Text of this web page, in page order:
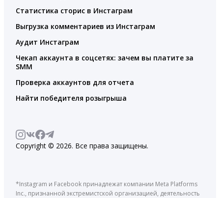
Статистика сторис в Инстаграм
Выгрузка комментариев из Инстаграм
Аудит Инстаграм
Чекап аккаунта в соцсетях: зачем вы платите за
SMM
Проверка аккаунтов для отчета
Найти победителя розыгрыша
Copyright © 2026. Все права защищены.
*Instagram и Facebook принадлежат компании Meta Platforms
Inc., признанной экстремистской организацией, деятельность